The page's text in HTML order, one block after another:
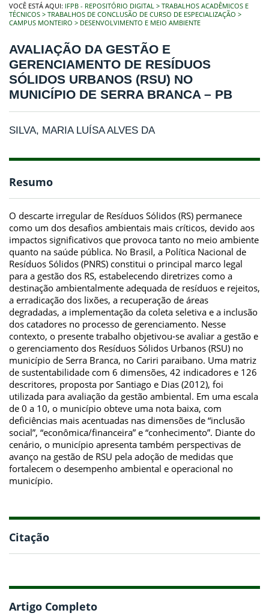
VOCÊ ESTÁ AQUI: IFPB - REPOSITÓRIO DIGITAL
TRABALHOS ACADÊMICOS E
TÉCNICOS
TRABALHOS DE CONCLUSÃO DE CURSO DE ESPECIALIZAÇÃO
CAMPUS MONTEIRO
DESENVOLVIMENTO E MEIO AMBIENTE
AVALIAÇÃO DA GESTÃO E
GERENCIAMENTO DE RESÍDUOS
SÓLIDOS URBANOS (RSU) NO
MUNICÍPIO DE SERRA BRANCA – PB
SILVA, MARIA LUÍSA ALVES DA
Resumo
O descarte irregular de Resíduos Sólidos (RS) permanece
como um dos desafios ambientais mais críticos, devido aos
impactos significativos que provoca tanto no meio ambiente
quanto na saúde pública. No Brasil, a Política Nacional de
Resíduos Sólidos (PNRS) constitui o principal marco legal
para a gestão dos RS, estabelecendo diretrizes como a
destinação ambientalmente adequada de resíduos e rejeitos,
a erradicação dos lixões, a recuperação de áreas
degradadas, a implementação da coleta seletiva e a inclusão
dos catadores no processo de gerenciamento. Nesse
contexto, o presente trabalho objetivou-se avaliar a gestão e
o gerenciamento dos Resíduos Sólidos Urbanos (RSU) no
município de Serra Branca, no Cariri paraibano. Uma matriz
de sustentabilidade com 6 dimensões, 42 indicadores e 126
descritores, proposta por Santiago e Dias (2012), foi
utilizada para avaliação da gestão ambiental. Em uma escala
de 0 a 10, o município obteve uma nota baixa, com
deficiências mais acentuadas nas dimensões de “inclusão
social”, “econômica/financeira” e “conhecimento”. Diante do
cenário, o município apresenta também perspectivas de
avanço na gestão de RSU pela adoção de medidas que
fortalecem o desempenho ambiental e operacional no
município.
Citação
Artigo Completo